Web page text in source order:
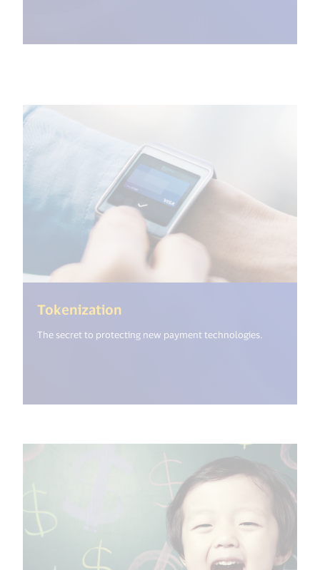
Tokenization
The secret to protecting new payment technologies.